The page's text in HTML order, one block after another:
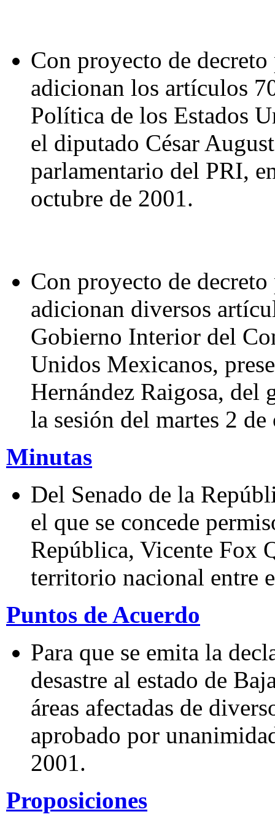
Con proyecto de
adicionan los artículos
Política de los Estados
el diputado César
parlamentario del PRI,
octubre de 2001.
Con proyecto de
adicionan diversos
Gobierno Interior del
Unidos Mexicanos,
Hernández Raigosa, del
la sesión del martes 2
Minutas
Del Senado de la
el que se concede
República, Vicente Fox
territorio nacional entre
Puntos de Acuerdo
Para que se emita la
desastre al estado de
áreas afectadas de
aprobado por
2001.
Proposiciones